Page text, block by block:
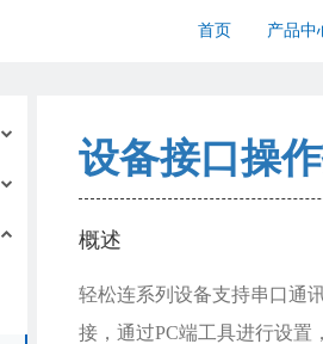
首页 产品中
设备接口操
概述
轻松连系列设备支持串口通
接，通过PC端工具进行设置